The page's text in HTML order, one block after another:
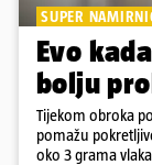
SUPER
Evo
bolju
Tijekom obroka
pomažu
oko 3 grama